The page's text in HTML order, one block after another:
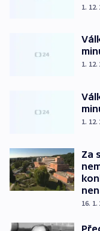
1. 12.
1. 12.
1. 12.
Za
16. 1.